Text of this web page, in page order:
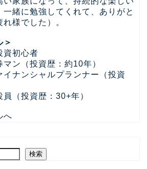
緒に勉強してくれて、ありがと
様でした）。
＞
資初心者
ン（投資歴：約10年）
イナンシャルプランナー（投資
（投資歴：30+年）
へ
検索